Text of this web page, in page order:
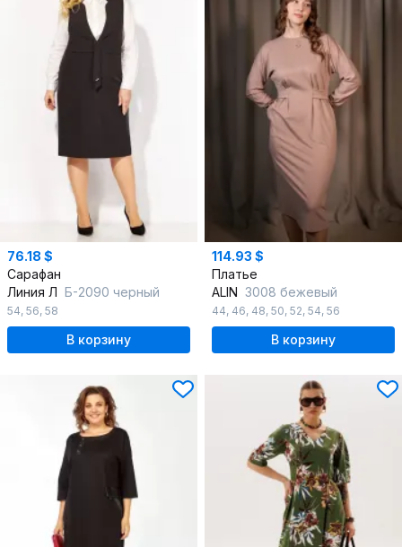
76.18 $
Сарафан
Линия Л Б-2090 черный
54, 56, 58
В корзину
114.93 $
Платье
ALIN 3008 бежевый
44, 46, 48, 50, 52, 54, 56
В корзину